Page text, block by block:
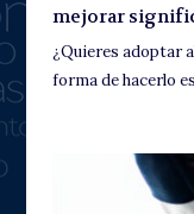
mejorar
¿Quieres adoptar
forma de hacerlo